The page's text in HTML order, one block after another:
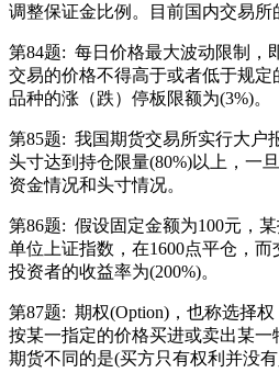
调整保证金比例。目前国内交易所
第84题: 每日价格最大波动限制，
交易的价格不得高于或者低于规
品种的涨（跌）停板限额为(3%)。
第85题: 我国期货交易所实行大户
头寸达到持仓限量(80%)以上，一
资金情况和头寸情况。
第86题: 假设固定金额为100元，
单位上证指数，在1600点平仓，
投资者的收益率为(200%)。
第87题: 期权(Option)，也称选择
按某一指定的价格买进或卖出某
期货不同的是(买方只有权利并没有